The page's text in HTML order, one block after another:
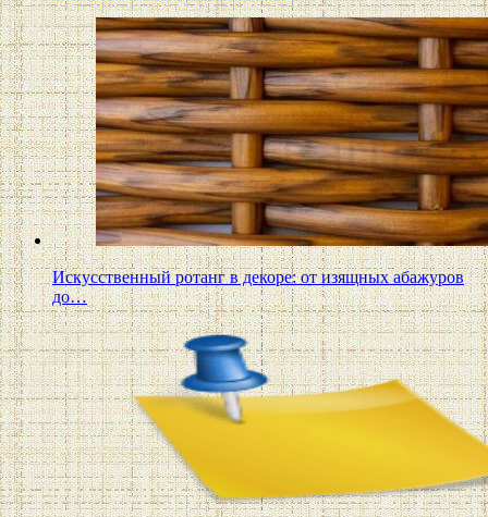
Искусственный ротанг в декоре: от изящных абажуров
до…